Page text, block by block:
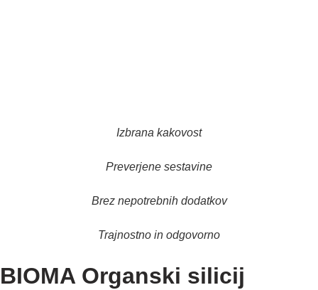
Izbrana kakovost
Preverjene sestavine
Brez nepotrebnih dodatkov
Trajnostno in odgovorno
BIOMA Organski silicij